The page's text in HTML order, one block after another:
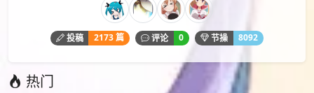
投稿 2173 篇 评论 0 节操 8092
热门